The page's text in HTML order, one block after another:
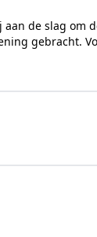
de slag om
gebracht.